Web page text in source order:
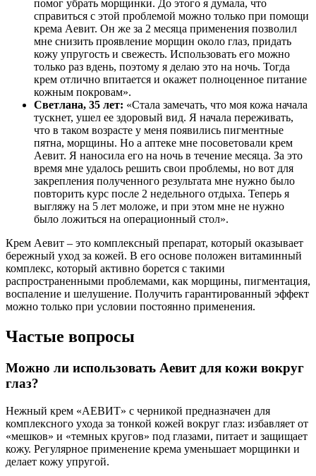
помог убрать морщинки. До этого я думала, что
справиться с этой проблемой можно только при помощи
крема Аевит. Он же за 2 месяца применения позволил
мне снизить проявление морщин около глаз, придать
кожу упругость и свежесть. Использовать его можно
только раз вдень, поэтому я делаю это на ночь. Тогда
крем отлично впитается и окажет полноценное питание
кожным покровам».
Светлана, 35 лет: «Стала замечать, что моя кожа начала
тускнет, ушел ее здоровый вид. Я начала переживать,
что в таком возрасте у меня появились пигментные
пятна, морщины. Но а аптеке мне посоветовали крем
Аевит. Я наносила его на ночь в течение месяца. За это
время мне удалось решить свои проблемы, но вот для
закрепления полученного результата мне нужно было
повторить курс после 2 недельного отдыха. Теперь я
выгляжу на 5 лет моложе, и при этом мне не нужно
было ложиться на операционный стол».
Крем Аевит – это комплексный препарат, который оказывает
бережный уход за кожей. В его основе положен витаминный
комплекс, который активно борется с такими
распространенными проблемами, как морщины, пигментация,
воспаление и шелушение. Получить гарантированный эффект
можно только при условии постоянно применения.
Частые вопросы
Можно ли использовать Аевит для кожи вокруг
глаз?
Нежный крем «АЕВИТ» с черникой предназначен для
комплексного ухода за тонкой кожей вокруг глаз: избавляет от
«мешков» и «темных кругов» под глазами, питает и защищает
кожу. Регулярное применение крема уменьшает морщинки и
делает кожу упругой.